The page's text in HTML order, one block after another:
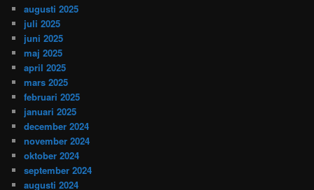
augusti 2025
juli 2025
juni 2025
maj 2025
april 2025
mars 2025
februari 2025
januari 2025
december 2024
november 2024
oktober 2024
september 2024
augusti 2024